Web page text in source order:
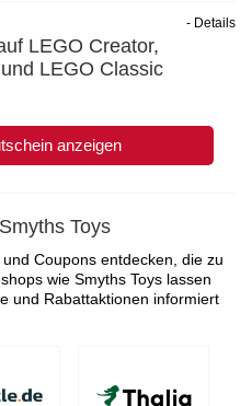
LEGO Creator,
LEGO Classic
anzeigen
- Details
Toys
Coupons entdecken, die zu
wie Smyths Toys lassen
und Rabattaktionen informiert